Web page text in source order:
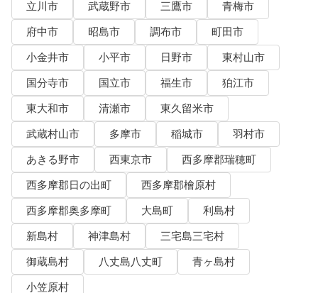
立川市
武蔵野市 三鷹市
青梅市
府中市
昭島市 調布市
町田市
小金井市
小平市 日野市
東村山市
国分寺市
国立市 福生市
狛江市
東大和市
清瀬市
東久留米市
武蔵村山市
多摩市 稲城市
羽村市
あきる野市
西東京市
西多摩郡瑞穂町
西多摩郡日の出町
西多摩郡檜原村
西多摩郡奥多摩町
大島町
利島村
新島村
神津島村
三宅島三宅村
御蔵島村
八丈島八丈町
青ヶ島村
小笠原村